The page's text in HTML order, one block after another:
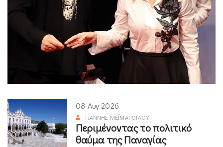
08 Αυγ 2026
ΓΙΆΝΝΗΣ ΜΕΪΜΆΡΟΓΛΟΥ
Περιμένοντας το πολιτικό
θαύμα της Παναγίας